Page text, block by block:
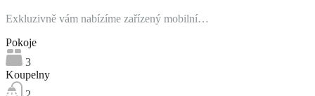
Exkluzivně vám nabízíme zařízený mobilní…
Pokoje
3
Koupelny